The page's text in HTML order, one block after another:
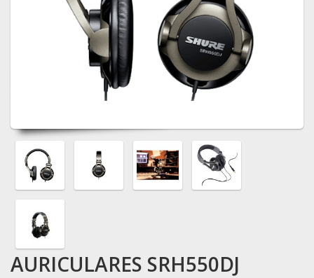
AURICULARES SRH550DJ